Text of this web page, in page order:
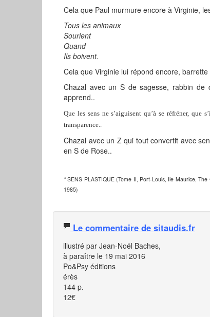
Cela que Paul murmure encore à Virginie,
Tous les animaux
Sourient
Quand
Ils boivent.
Cela que Virginie lui répond encore, barrette
Chazal avec un S de sagesse, rabbin
apprend..
Que les sens ne s’aiguisent qu’à se réfréner, que
transparence..
Chazal avec un Z qui tout convertit avec
en S de Rose..
*SENS PLASTIQUE (Tome II, Port-Louis, Ile Maurice,
1985)
Le commentaire de sitaudis.fr
illustré par Jean-Noël Baches,
à paraître le 19 mai 2016
Po&Psy éditions
érès
144 p.
12€